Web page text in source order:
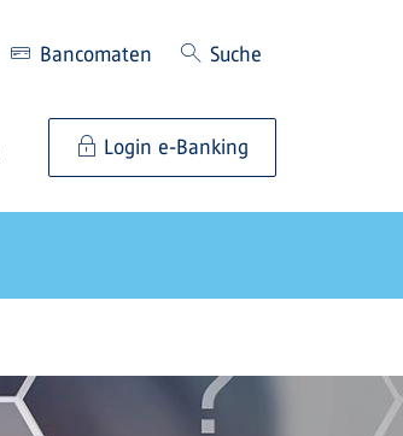
Bancomaten Suche
Login e-Banking